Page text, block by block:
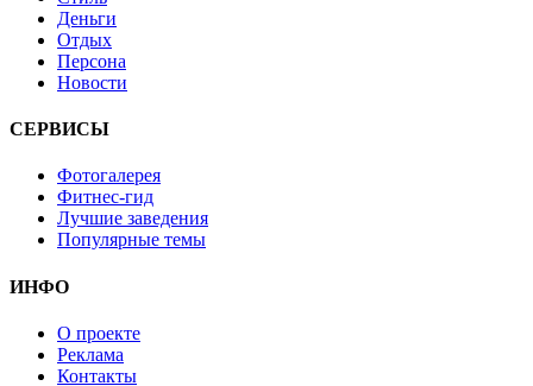
Деньги
Отдых
Персона
Новости
СЕРВИСЫ
Фотогалерея
Фитнес-гид
Лучшие заведения
Популярные темы
ИНФО
О проекте
Реклама
Контакты